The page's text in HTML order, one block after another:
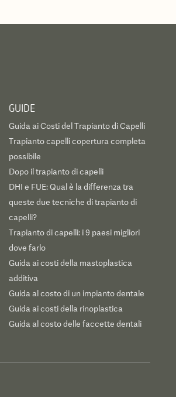
GUIDE
Guida ai Costi del Trapianto di Capelli
Trapianto capelli copertura completa
possibile
Dopo il trapianto di capelli
DHI e FUE: Qual è la differenza tra
queste due tecniche di trapianto di
capelli?
Trapianto di capelli: i 9 paesi migliori
dove farlo
Guida ai costi della mastoplastica
additiva
Guida al costo di un impianto dentale
Guida ai costi della rinoplastica
Guida al costo delle faccette dentali